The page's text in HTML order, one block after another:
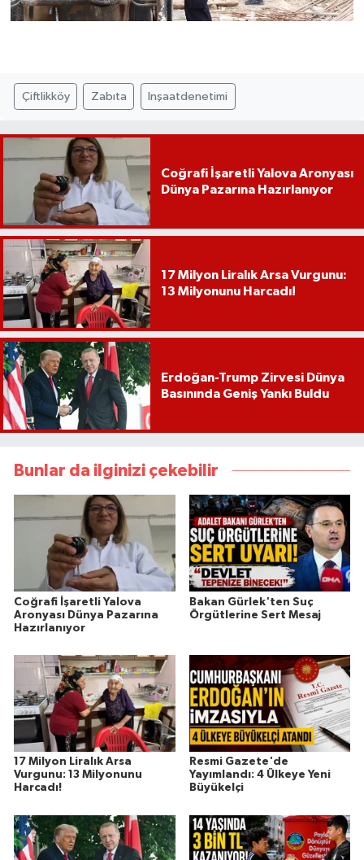
Çiftlikköy Zabıta Inşaatdenetimi
Coğrafi İşaretli Yalova Aronyası
Dünya Pazarına Hazırlanıyor
17 Milyon Liralık Arsa Vurgunu:
13 Milyonunu Harcadı!
Erdoğan-Trump Zirvesi Dünya
Basınında Geniş Yankı Buldu
Bunlar da ilginizi çekebilir
Coğrafi İşaretli Yalova
Aronyası Dünya Pazarına
Hazırlanıyor
Bakan Gürlek'ten Suç
Örgütlerine Sert Mesaj
17 Milyon Liralık Arsa
Vurgunu: 13 Milyonunu
Harcadı!
Resmi Gazete'de
Yayımlandı: 4 Ülkeye Yeni
Büyükelçi